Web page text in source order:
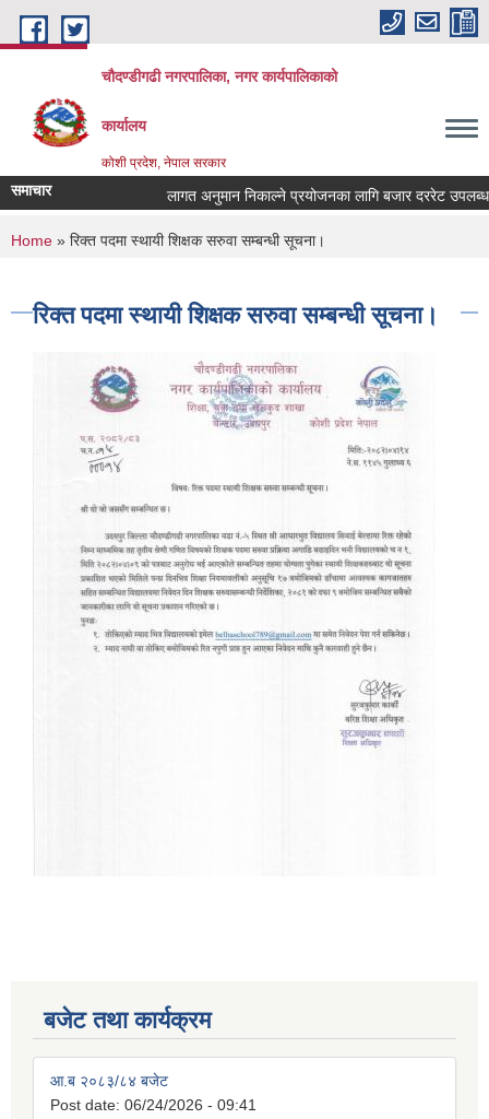
Skip to main content
चौदण्डीगढी नगरपालिका, नगर कार्यपालिकाको
कार्यालय
कोशी प्रदेश, नेपाल सरकार
समाचार लागत अनुमान निकाल्ने प्रयोजनका लागि बजार दररेट उपलब्ध
You are here
Home » रिक्त पदमा स्थायी शिक्षक सरुवा सम्बन्धी सूचना।
रिक्त पदमा स्थायी शिक्षक सरुवा सम्बन्धी सूचना।
बजेट तथा कार्यक्रम
आ.ब २०८३/८४ बजेट
Post date: 06/24/2026 - 09:41